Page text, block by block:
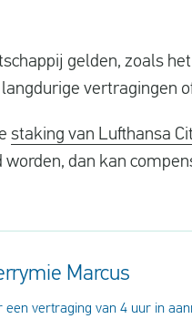
gelden, zoals
vertragingen
staking van Lufthansa
dan kan
Marcus
vertraging van 4 uur in